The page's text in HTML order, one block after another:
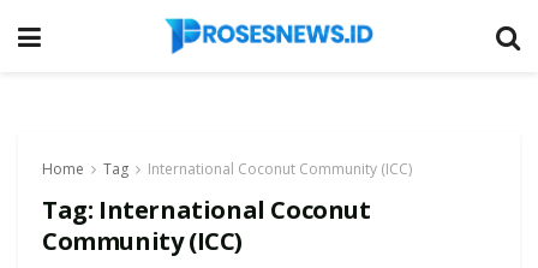
Home Tag International Coconut Community (ICC)
Tag: International Coconut
Community (ICC)